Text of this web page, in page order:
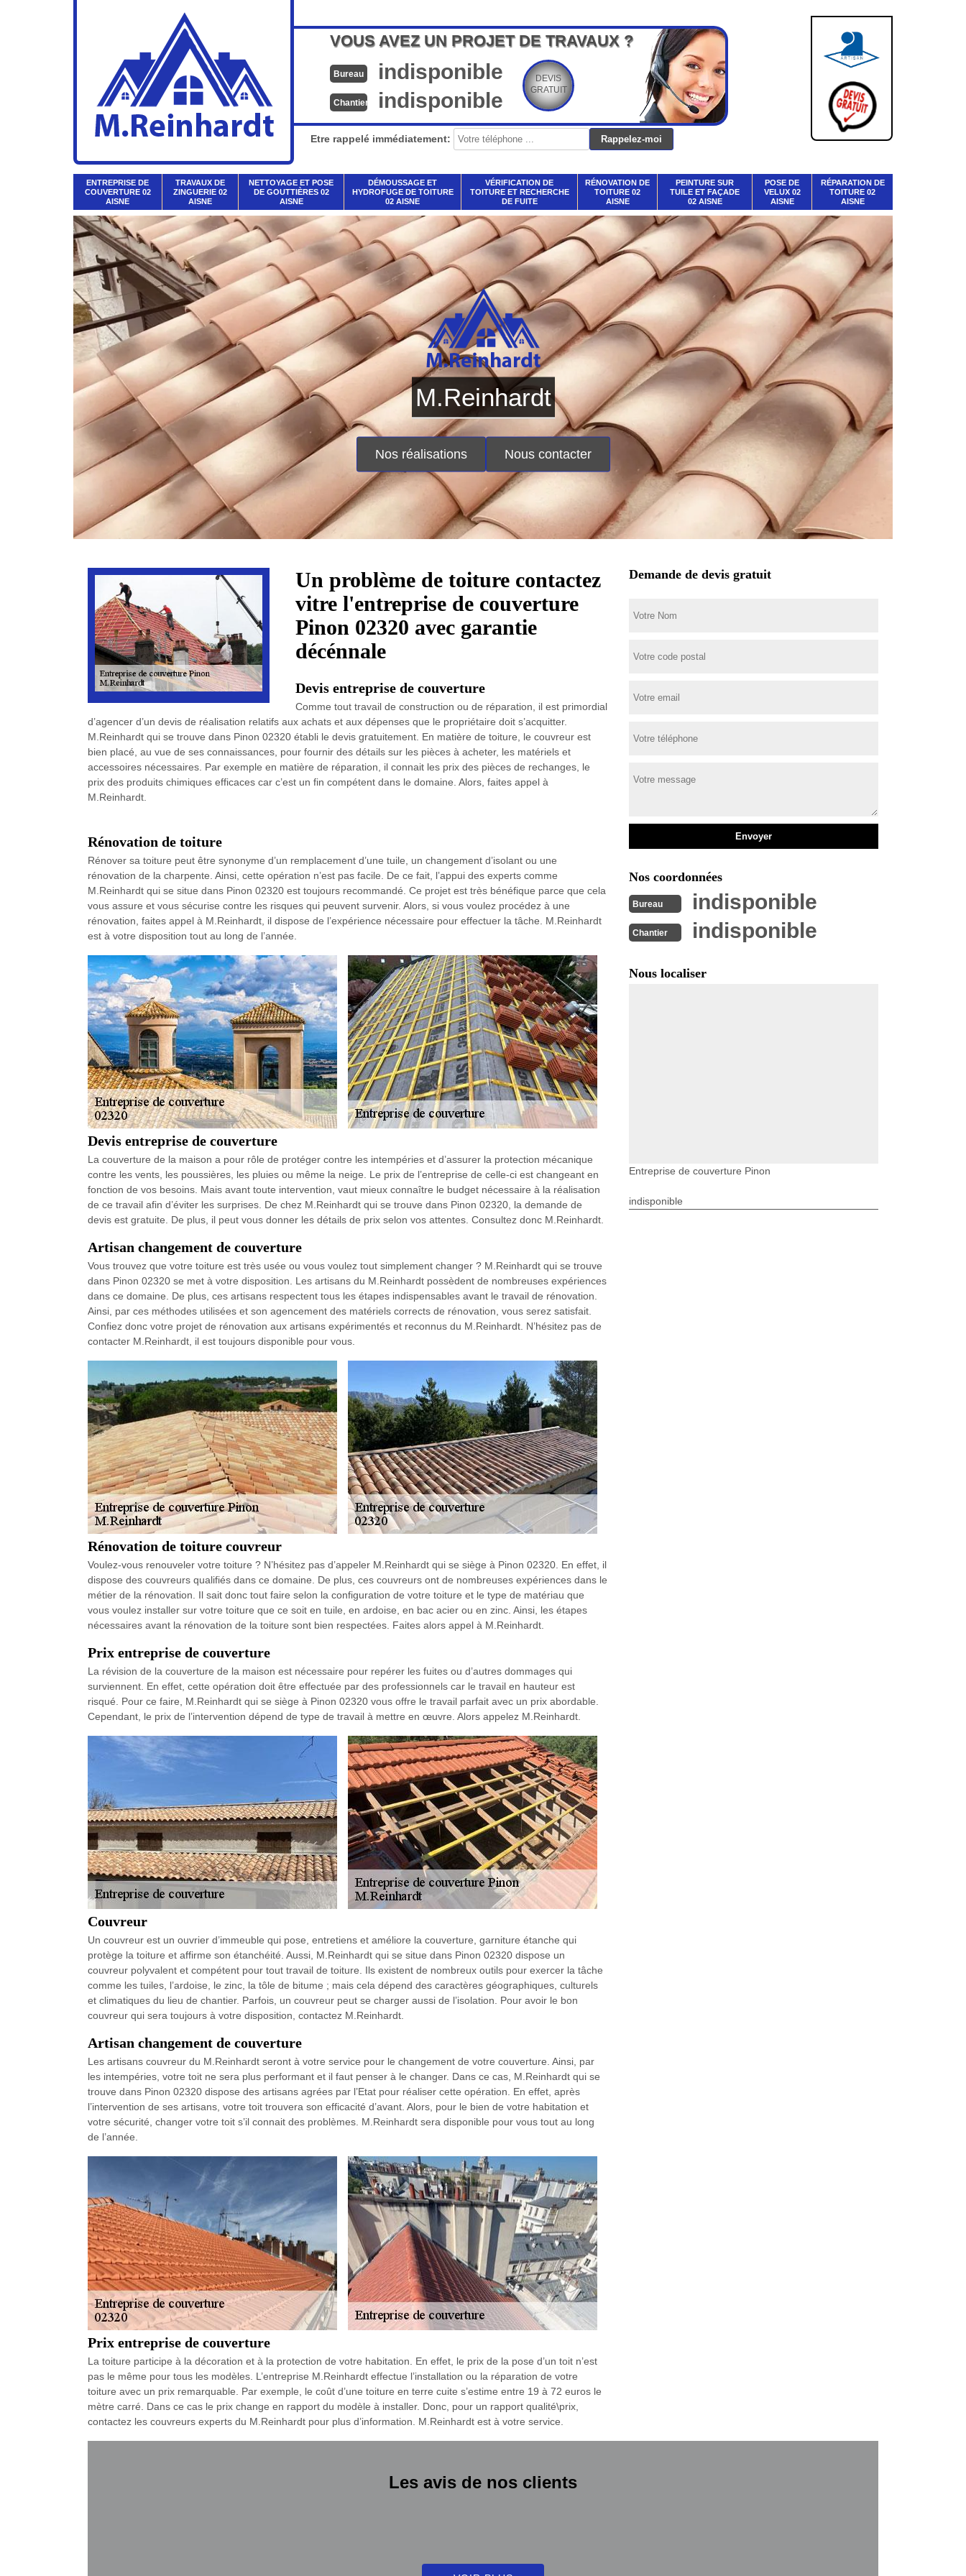
VOUS AVEZ UN PROJET DE TRAVAUX ?
Bureau indisponible
Chantier indisponible
DEVIS
GRATUIT
Etre rappelé immédiatement:
ENTREPRISE DE
COUVERTURE 02
AISNE
TRAVAUX DE
ZINGUERIE 02
AISNE
NETTOYAGE ET POSE
DE GOUTTIÈRES 02
AISNE
DÉMOUSSAGE ET
HYDROFUGE DE TOITURE
02 AISNE
VÉRIFICATION DE
TOITURE ET RECHERCHE
DE FUITE
RÉNOVATION DE
TOITURE 02
AISNE
PEINTURE SUR
TUILE ET FAÇADE
02 AISNE
POSE DE
VELUX 02
AISNE
RÉPARATION DE
TOITURE 02
AISNE
M.Reinhardt
Nos réalisations Nous contacter
Un problème de toiture contactez
vitre l'entreprise de couverture
Pinon 02320 avec garantie
décénnale
Devis entreprise de couverture
Comme tout travail de construction ou de réparation, il est primordial
d’agencer d’un devis de réalisation relatifs aux achats et aux dépenses que le propriétaire doit s’acquitter.
M.Reinhardt qui se trouve dans Pinon 02320 établi le devis gratuitement. En matière de toiture, le couvreur est
bien placé, au vue de ses connaissances, pour fournir des détails sur les pièces à acheter, les matériels et
accessoires nécessaires. Par exemple en matière de réparation, il connait les prix des pièces de rechanges, le
prix des produits chimiques efficaces car c’est un fin compétent dans le domaine. Alors, faites appel à
M.Reinhardt.
Rénovation de toiture
Rénover sa toiture peut être synonyme d’un remplacement d’une tuile, un changement d’isolant ou une
rénovation de la charpente. Ainsi, cette opération n’est pas facile. De ce fait, l’appui des experts comme
M.Reinhardt qui se situe dans Pinon 02320 est toujours recommandé. Ce projet est très bénéfique parce que cela
vous assure et vous sécurise contre les risques qui peuvent survenir. Alors, si vous voulez procédez à une
rénovation, faites appel à M.Reinhardt, il dispose de l’expérience nécessaire pour effectuer la tâche. M.Reinhardt
est à votre disposition tout au long de l’année.
Devis entreprise de couverture
La couverture de la maison a pour rôle de protéger contre les intempéries et d’assurer la protection mécanique
contre les vents, les poussières, les pluies ou même la neige. Le prix de l’entreprise de celle-ci est changeant en
fonction de vos besoins. Mais avant toute intervention, vaut mieux connaître le budget nécessaire à la réalisation
de ce travail afin d’éviter les surprises. De chez M.Reinhardt qui se trouve dans Pinon 02320, la demande de
devis est gratuite. De plus, il peut vous donner les détails de prix selon vos attentes. Consultez donc M.Reinhardt.
Artisan changement de couverture
Vous trouvez que votre toiture est très usée ou vous voulez tout simplement changer ? M.Reinhardt qui se trouve
dans Pinon 02320 se met à votre disposition. Les artisans du M.Reinhardt possèdent de nombreuses expériences
dans ce domaine. De plus, ces artisans respectent tous les étapes indispensables avant le travail de rénovation.
Ainsi, par ces méthodes utilisées et son agencement des matériels corrects de rénovation, vous serez satisfait.
Confiez donc votre projet de rénovation aux artisans expérimentés et reconnus du M.Reinhardt. N’hésitez pas de
contacter M.Reinhardt, il est toujours disponible pour vous.
Rénovation de toiture couvreur
Voulez-vous renouveler votre toiture ? N’hésitez pas d’appeler M.Reinhardt qui se siège à Pinon 02320. En effet, il
dispose des couvreurs qualifiés dans ce domaine. De plus, ces couvreurs ont de nombreuses expériences dans le
métier de la rénovation. Il sait donc tout faire selon la configuration de votre toiture et le type de matériau que
vous voulez installer sur votre toiture que ce soit en tuile, en ardoise, en bac acier ou en zinc. Ainsi, les étapes
nécessaires avant la rénovation de la toiture sont bien respectées. Faites alors appel à M.Reinhardt.
Prix entreprise de couverture
La révision de la couverture de la maison est nécessaire pour repérer les fuites ou d’autres dommages qui
surviennent. En effet, cette opération doit être effectuée par des professionnels car le travail en hauteur est
risqué. Pour ce faire, M.Reinhardt qui se siège à Pinon 02320 vous offre le travail parfait avec un prix abordable.
Cependant, le prix de l’intervention dépend de type de travail à mettre en œuvre. Alors appelez M.Reinhardt.
Couvreur
Un couvreur est un ouvrier d’immeuble qui pose, entretiens et améliore la couverture, garniture étanche qui
protège la toiture et affirme son étanchéité. Aussi, M.Reinhardt qui se situe dans Pinon 02320 dispose un
couvreur polyvalent et compétent pour tout travail de toiture. Ils existent de nombreux outils pour exercer la tâche
comme les tuiles, l’ardoise, le zinc, la tôle de bitume ; mais cela dépend des caractères géographiques, culturels
et climatiques du lieu de chantier. Parfois, un couvreur peut se charger aussi de l’isolation. Pour avoir le bon
couvreur qui sera toujours à votre disposition, contactez M.Reinhardt.
Artisan changement de couverture
Les artisans couvreur du M.Reinhardt seront à votre service pour le changement de votre couverture. Ainsi, par
les intempéries, votre toit ne sera plus performant et il faut penser à le changer. Dans ce cas, M.Reinhardt qui se
trouve dans Pinon 02320 dispose des artisans agrées par l’Etat pour réaliser cette opération. En effet, après
l’intervention de ses artisans, votre toit trouvera son efficacité d’avant. Alors, pour le bien de votre habitation et
votre sécurité, changer votre toit s’il connait des problèmes. M.Reinhardt sera disponible pour vous tout au long
de l’année.
Prix entreprise de couverture
La toiture participe à la décoration et à la protection de votre habitation. En effet, le prix de la pose d’un toit n’est
pas le même pour tous les modèles. L’entreprise M.Reinhardt effectue l’installation ou la réparation de votre
toiture avec un prix remarquable. Par exemple, le coût d’une toiture en terre cuite s’estime entre 19 à 72 euros le
mètre carré. Dans ce cas le prix change en rapport du modèle à installer. Donc, pour un rapport qualité\prix,
contactez les couvreurs experts du M.Reinhardt pour plus d’information. M.Reinhardt est à votre service.
Demande de devis gratuit
Nos coordonnées
Bureau indisponible
Chantier indisponible
Nous localiser
Entreprise de couverture Pinon
indisponible
Les avis de nos clients